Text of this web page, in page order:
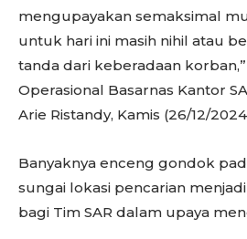
mengupayakan semaksimal
untuk hari ini masih nihil atau
tanda dari keberadaan
Operasional Basarnas Kantor
Arie Ristandy, Kamis (26/12/
Banyaknya enceng gondok
sungai lokasi pencarian
bagi Tim SAR dalam upaya